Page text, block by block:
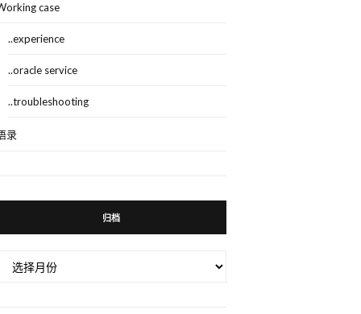
case
..experience
..oracle service
..troubleshooting
录
归档